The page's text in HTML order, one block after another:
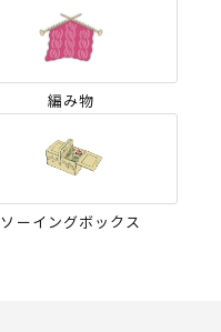
編み物
ソーイングボックス